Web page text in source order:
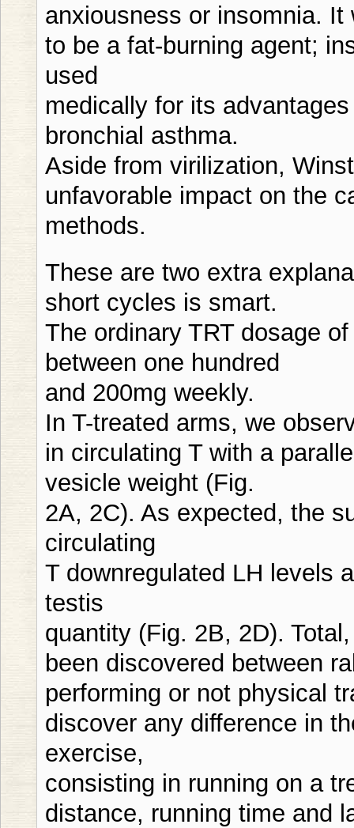
anxiousness or insomnia.
to be a fat-burning agent;
used
medically for its
bronchial asthma.
Aside from virilization,
unfavorable impact on the
methods.
These are two extra
short cycles is smart.
The ordinary TRT dosage
between one hundred
and 200mg weekly.
In T-treated arms, we
in circulating T with a
vesicle weight (Fig.
2A, 2C). As expected, the
circulating
T downregulated LH levels
testis
quantity (Fig. 2B, 2D).
been discovered between
performing or not physical
discover any difference in
exercise,
consisting in running on a
distance, running time and